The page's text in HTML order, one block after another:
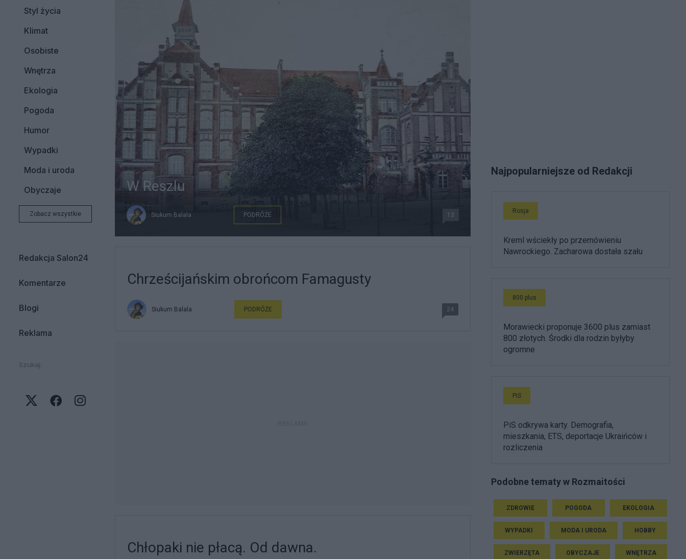
Styl życia
Klimat
Osobiste
Wnętrza
Ekologia
Pogoda
Humor
Wypadki
Moda i uroda
Obyczaje
Zobacz wszystkie
Redakcja Salon24
Komentarze
Blogi
Reklama
Szukaj:
W Reszlu
Siukum Balala PODRÓŻE 13
Chrześcijańskim obrońcom Famagusty
Siukum Balala PODRÓŻE 24
Chłopaki nie płacą. Od dawna.
Najpopularniejsze od Redakcji
Rosja
Kreml wściekły po przemówieniu
Nawrockiego. Zacharowa dostała szału
800 plus
Morawiecki proponuje 3600 plus zamiast
800 złotych. Środki dla rodzin byłyby
ogromne
PiS
PiS odkrywa karty. Demografia,
mieszkania, ETS, deportacje Ukraińców i
rozliczenia
Podobne tematy w Rozmaitości
ZDROWIE POGODA EKOLOGIA
WYPADKI MODA I URODA HOBBY
ZWIERZĘTA OBYCZAJE WNĘTRZA